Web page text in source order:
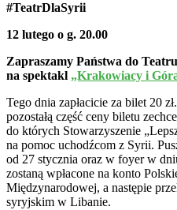
#TeatrDlaSyrii
12 lutego o g. 20.00
Zapraszamy Państwa do
na spektakl „Krakowiacy i
Tego dnia zapłacicie za bilet 20
pozostałą część ceny biletu
do których Stowarzyszenie
na pomoc uchodźcom z Syrii.
od 27 stycznia oraz w foyer w
zostaną wpłacone na konto
Międzynarodowej, a następie
syryjskim w Libanie.